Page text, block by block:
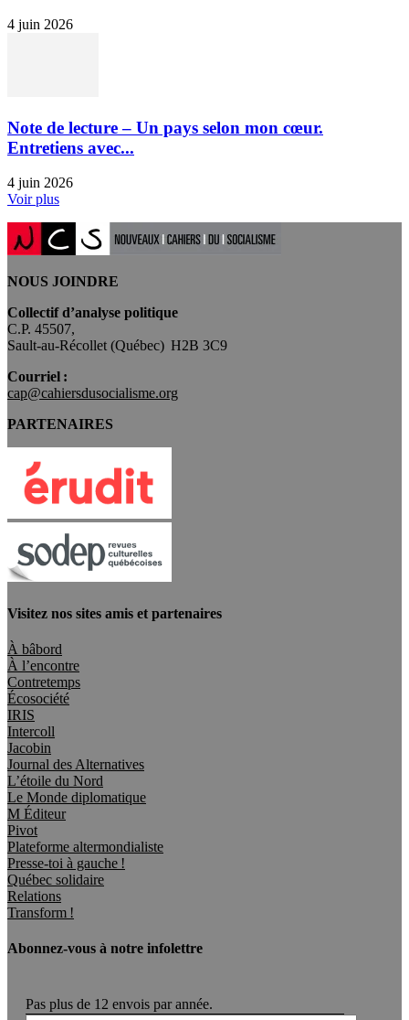
4 juin 2026
Note de lecture – Un pays selon mon cœur.
Entretiens avec...
4 juin 2026
Voir plus
NOUS JOINDRE
Collectif d’analyse politique
C.P. 45507,
Sault-au-Récollet (Québec) H2B 3C9
Courriel :
cap@cahiersdusocialisme.org
PARTENAIRES
Visitez nos sites amis et partenaires
À bâbord
À l’encontre
Contretemps
Écosociété
IRIS
Intercoll
Jacobin
Journal des Alternatives
L’étoile du Nord
Le Monde diplomatique
M Éditeur
Pivot
Plateforme altermondialiste
Presse-toi à gauche !
Québec solidaire
Relations
Transform !
Abonnez-vous à notre infolettre
Pas plus de 12 envois par année.